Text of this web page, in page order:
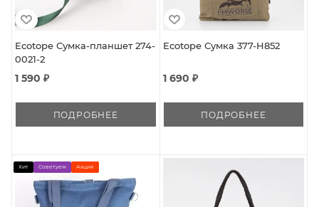
Ecotope Сумка-планшет 274-
0021-2
1 590 ₽
ПОДРОБНЕЕ
Ecotope Сумка 377-H852
1 690 ₽
ПОДРОБНЕЕ
Хит Советуем Акция